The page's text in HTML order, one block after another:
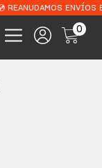
REANUDAMOS ENVÍOS
0